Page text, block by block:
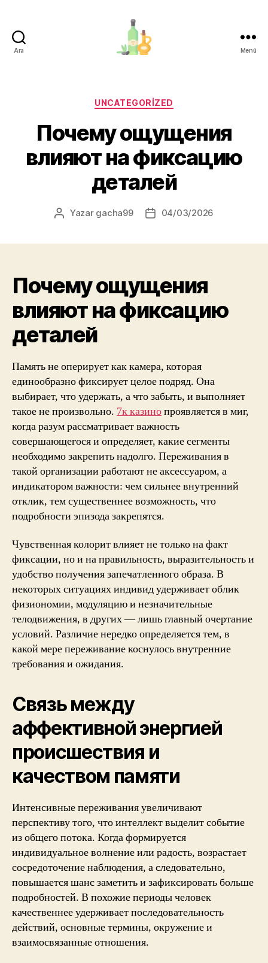
Ara Menü
Kategoriler
UNCATEGORIZED
Почему ощущения
влияют на фиксацию
деталей
Yazının
Yazar gacha99
Yazı04/03/2026
Почему ощущения
влияют на фиксацию
деталей
Память не оперирует как камера, которая
единообразно фиксирует целое подряд. Она
выбирает, что удержать, а что забыть, и выполняет
такое не произвольно. 7к казинопроявляется в миг,
когда разум рассматривает важность
совершающегося и определяет, какие сегменты
необходимо закрепить надолго. Переживания в
такой организации работают не аксессуаром, а
индикатором важности: чем сильнее внутренний
отклик, тем существеннее возможность, что
подробности эпизода закрепятся.
Чувственная колорит влияет не только на факт
фиксации, но и на правильность, выразительность и
удобство получения запечатленного образа. В
некоторых ситуациях индивид удерживает облик
физиономии, модуляцию и незначительные
телодвижения, в других — лишь главный очертание
условий. Различие нередко определяется тем, в
какой мере переживание коснулось внутренние
требования и ожидания.
Связь между
аффективной энергией
происшествия и
качеством памяти
Интенсивные переживания увеличивают
перспективу того, что интеллект выделит событие
из общего потока. Когда формируется
индивидуальное волнение или радость, возрастает
сосредоточение наблюдения, а следовательно,
повышается шанс заметить и зафиксировать больше
подробностей. В похожие периоды человек
качественнее удерживает последовательность
действий, основные термины, окружение и
взаимосвязанные отношения.